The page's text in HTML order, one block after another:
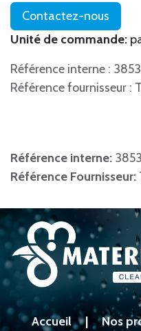
Contactez-nous
Unité de commande:
Référence interne :
Référence fournisseur
Référence interne:
Référence Fournisseur:
Accueil|Nos